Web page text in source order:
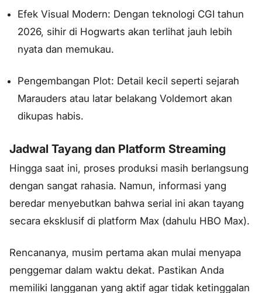
Efek Visual Modern: Dengan teknologi CGI tahun
2026, sihir di Hogwarts akan terlihat jauh lebih
nyata dan memukau.
Pengembangan Plot: Detail kecil seperti sejarah
Marauders atau latar belakang Voldemort akan
dikupas habis.
Jadwal Tayang dan Platform Streaming
Hingga saat ini, proses produksi masih berlangsung
dengan sangat rahasia. Namun, informasi yang
beredar menyebutkan bahwa serial ini akan tayang
secara eksklusif di platform Max (dahulu HBO Max).
Rencananya, musim pertama akan mulai menyapa
penggemar dalam waktu dekat. Pastikan Anda
memiliki langganan yang aktif agar tidak ketinggalan